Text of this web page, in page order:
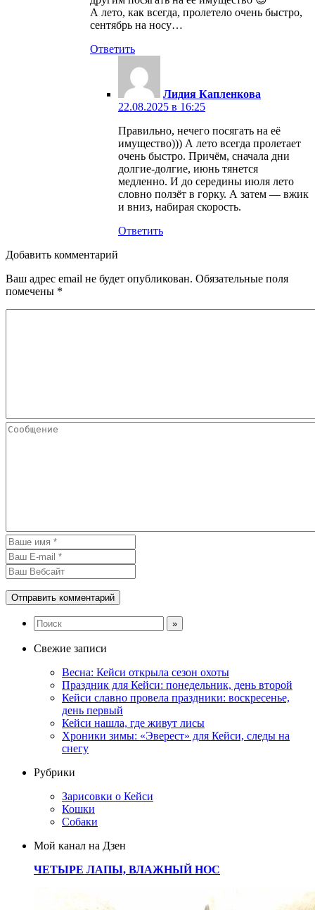
А лето, как всегда, пролетело очень быстро,
сентябрь на носу…
Ответить
Лидия Капленкова
22.08.2025 в 16:25
Правильно, нечего посягать на её
имущество))) А лето всегда пролетает
очень быстро. Причём, сначала дни
долгие-долгие, июнь тянется
медленно. И до середины июля лето
словно ползёт в горку. А затем — вжик
и вниз, набирая скорость.
Ответить
Добавить комментарий
Ваш адрес email не будет опубликован. Обязательные поля
помечены *
Свежие записи
Весна: Кейси открыла сезон охоты
Праздник для Кейси: понедельник, день второй
Кейси славно провела праздники: воскресенье,
день первый
Кейси нашла, где живут лисы
Хроники зимы: «Эверест» для Кейси, следы на
снегу
Рубрики
Зарисовки о Кейси
Кошки
Собаки
Мой канал на Дзен
ЧЕТЫРЕ ЛАПЫ, ВЛАЖНЫЙ НОС